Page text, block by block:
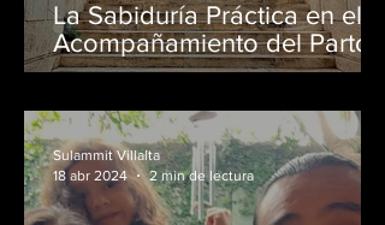
La Sabiduría Práctica en el
Acompañamiento del Parto
en casa El Salvador:
Más Allá de la Academia
Sulammit Villalta
18 abr 2024
2 min de lectura